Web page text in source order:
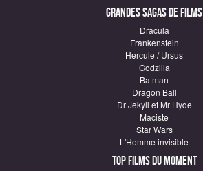
Grandes sagas de Films
Dracula
Frankenstein
Hercule / Ursus
Godzilla
Batman
Dragon Ball
Dr Jekyll et Mr Hyde
Maciste
Star Wars
L'Homme invisible
Top Films du moment